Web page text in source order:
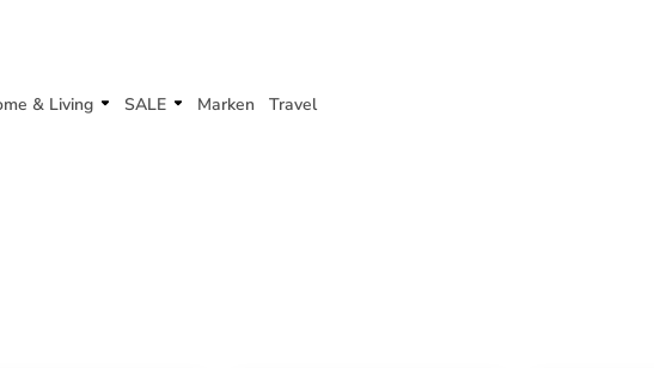
& Living SALE Marken Travel